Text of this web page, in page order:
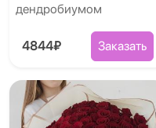
дендробиумом
4844₽ Заказать